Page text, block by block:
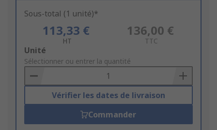
Sous-total (1 unité)*
113,33 €
HT
136,00 €
TTC
Add
to
Basket
Unité
Sélectionner ou entrer la quantité
Vérifier les dates de livraison
Commander